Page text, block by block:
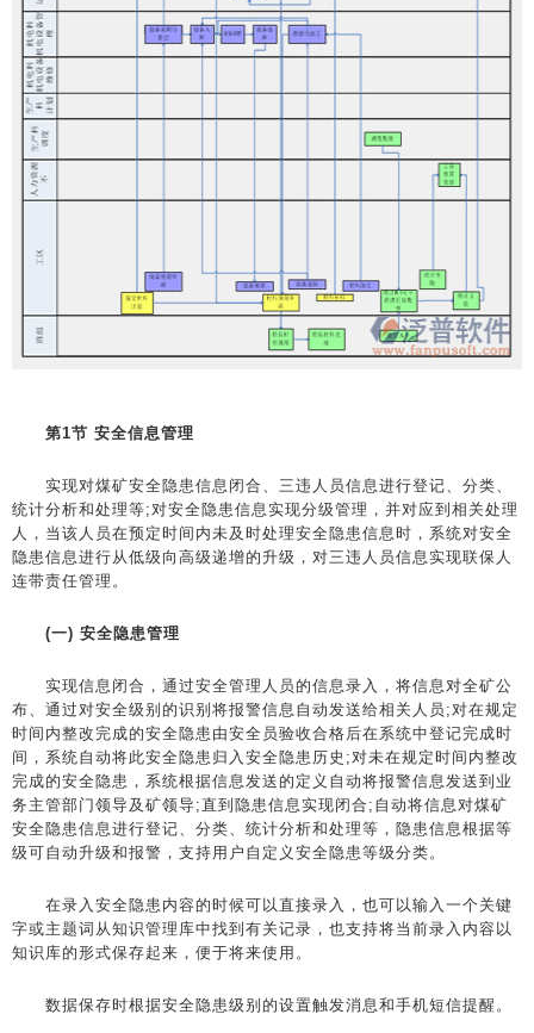
第1节 安全信息管理
实现对煤矿安全隐患信息闭合、三违人员信息进行登记、分类、
统计分析和处理等;对安全隐患信息实现分级管理，并对应到相关处理
人，当该人员在预定时间内未及时处理安全隐患信息时，系统对安全
隐患信息进行从低级向高级递增的升级，对三违人员信息实现联保人
连带责任管理。
(一) 安全隐患管理
实现信息闭合，通过安全管理人员的信息录入，将信息对全矿公
布、通过对安全级别的识别将报警信息自动发送给相关人员;对在规定
时间内整改完成的安全隐患由安全员验收合格后在系统中登记完成时
间，系统自动将此安全隐患归入安全隐患历史;对未在规定时间内整改
完成的安全隐患，系统根据信息发送的定义自动将报警信息发送到业
务主管部门领导及矿领导;直到隐患信息实现闭合;自动将信息对煤矿
安全隐患信息进行登记、分类、统计分析和处理等，隐患信息根据等
级可自动升级和报警，支持用户自定义安全隐患等级分类。
在录入安全隐患内容的时候可以直接录入，也可以输入一个关键
字或主题词从知识管理库中找到有关记录，也支持将当前录入内容以
知识库的形式保存起来，便于将来使用。
数据保存时根据安全隐患级别的设置触发消息和手机短信提醒。